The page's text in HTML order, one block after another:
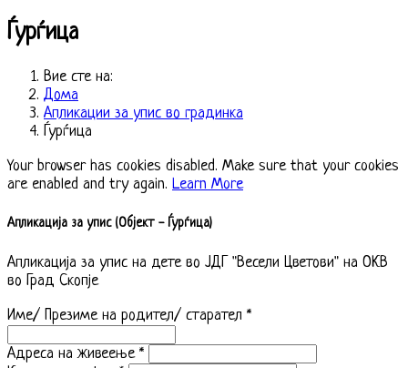
Ѓурѓица
Вие сте на:
Дома
Апликации за упис во градинка
Ѓурѓица
Your browser has cookies disabled. Make sure that your cookies
are enabled and try again. Learn More
Апликација за упис (Објект - Ѓурѓица)
Апликација за упис на дете во ЈДГ "Весели Цветови" на ОКВ
во Град Скопје
Име/ Презиме на родител/ старател *
Адреса на живеење *